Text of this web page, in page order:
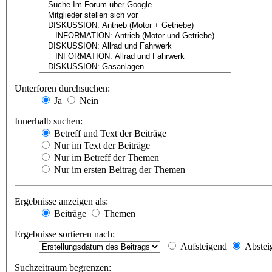
Unterforen durchsuchen:
Ja
Nein
Innerhalb suchen:
Betreff und Text der Beiträge
Nur im Text der Beiträge
Nur im Betreff der Themen
Nur im ersten Beitrag der Themen
Ergebnisse anzeigen als:
Beiträge
Themen
Ergebnisse sortieren nach:
Aufsteigend
Suchzeitraum begrenzen: